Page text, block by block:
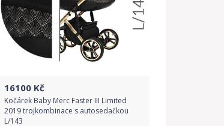
16100 Kč
Kočárek Baby Merc Faster III Limited
2019 trojkombinace s autosedačkou
L/143